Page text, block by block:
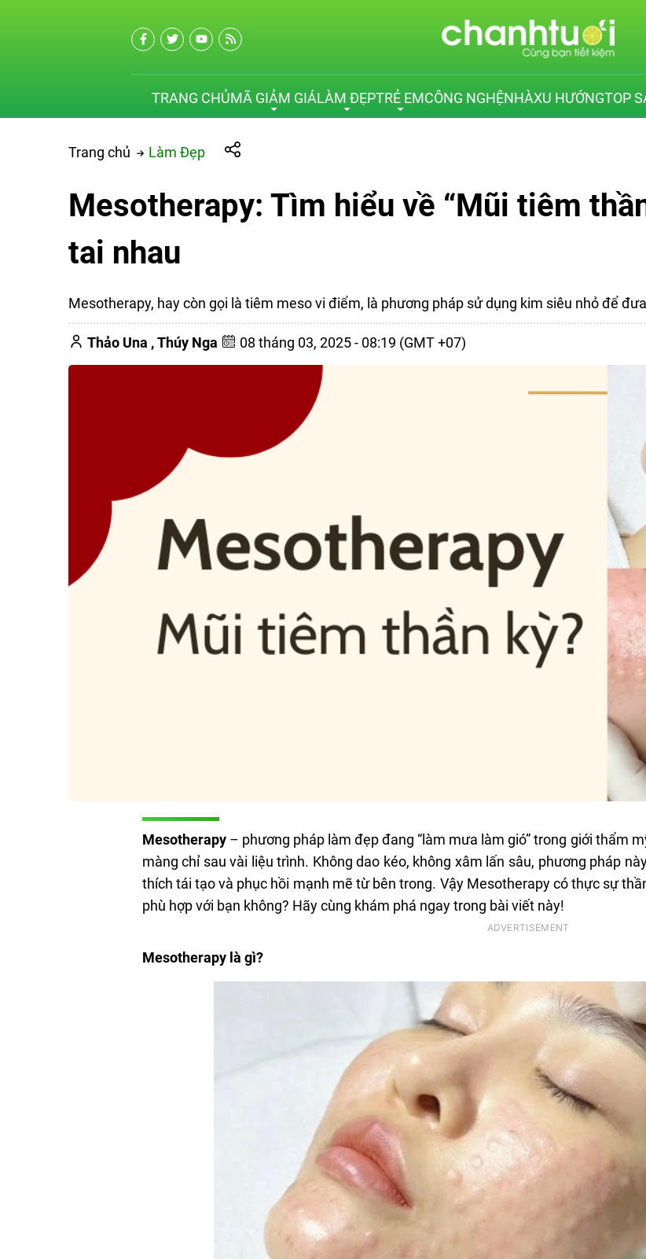
TRANG CHỦMÃ GIẢM GIÁLÀM ĐẸPTRẺ EMCÔNG NGHỆNHÀXU HƯỚNGTOP
Trang chủ Làm Đẹp
Mesotherapy: Tìm hiểu về “Mũi tiêm
tai nhau
Mesotherapy, hay còn gọi là tiêm meso vi điểm, là phương pháp sử dụng kim siêu nhỏ để
Thảo Una ,Thúy Nga 08 tháng 03, 2025 - 08:19 (GMT +07)
Mesotherapy– phương pháp làm đẹp đang “làm mưa làm gió” trong giới thẩm
màng chỉ sau vài liệu trình. Không dao kéo, không xâm lấn sâu, phương pháp
thích tái tạo và phục hồi mạnh mẽ từ bên trong. Vậy Mesotherapy có thực sự
phù hợp với bạn không? Hãy cùng khám phá ngay trong bài viết này!
Mesotherapy là gì?